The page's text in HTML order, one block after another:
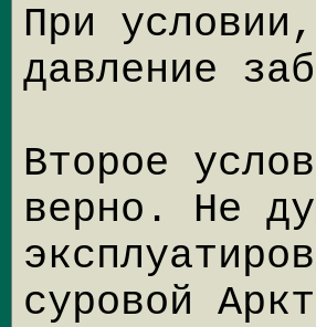
При
давление
Второе
верно. Не
суровой